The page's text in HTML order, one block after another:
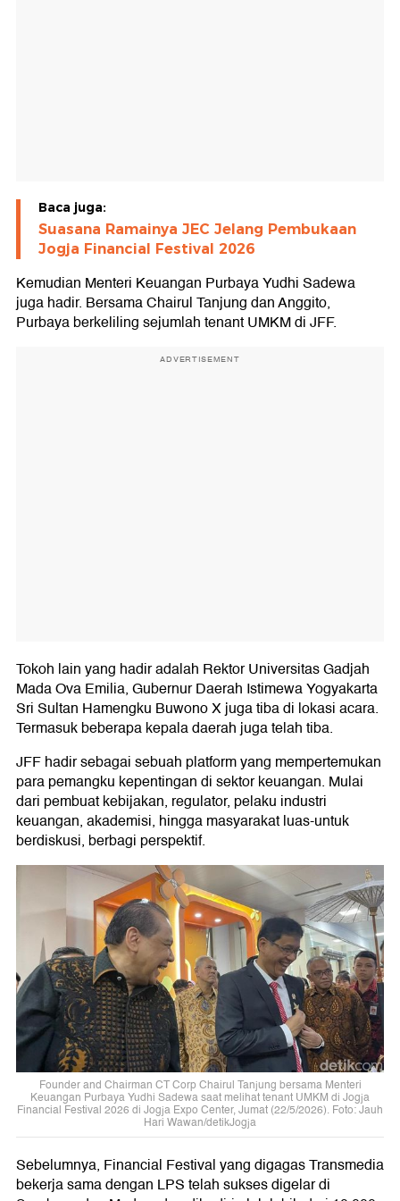
Baca juga:
Suasana Ramainya JEC Jelang Pembukaan
Jogja Financial Festival 2026
Kemudian Menteri Keuangan Purbaya Yudhi Sadewa
juga hadir. Bersama Chairul Tanjung dan Anggito,
Purbaya berkeliling sejumlah tenant UMKM di JFF.
ADVERTISEMENT
Tokoh lain yang hadir adalah Rektor Universitas Gadjah
Mada Ova Emilia, Gubernur Daerah Istimewa Yogyakarta
Sri Sultan Hamengku Buwono X juga tiba di lokasi acara.
Termasuk beberapa kepala daerah juga telah tiba.
JFF hadir sebagai sebuah platform yang mempertemukan
para pemangku kepentingan di sektor keuangan. Mulai
dari pembuat kebijakan, regulator, pelaku industri
keuangan, akademisi, hingga masyarakat luas-untuk
berdiskusi, berbagi perspektif.
Founder and Chairman CT Corp Chairul Tanjung bersama Menteri
Keuangan Purbaya Yudhi Sadewa saat melihat tenant UMKM di Jogja
Financial Festival 2026 di Jogja Expo Center, Jumat (22/5/2026). Foto: Jauh
Hari Wawan/detikJogja
Sebelumnya, Financial Festival yang digagas Transmedia
bekerja sama dengan LPS telah sukses digelar di